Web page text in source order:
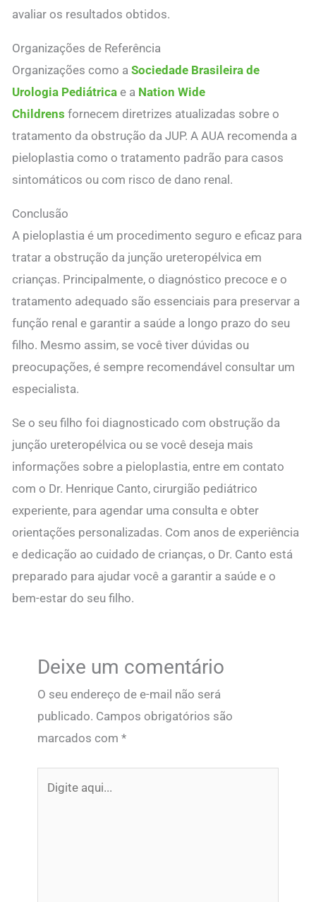
avaliar os resultados obtidos.
Organizações de Referência
Organizações como a Sociedade Brasileira de
Urologia Pediátrica e a Nation Wide
Childrens fornecem diretrizes atualizadas sobre o
tratamento da obstrução da JUP. A AUA recomenda a
pieloplastia como o tratamento padrão para casos
sintomáticos ou com risco de dano renal.
Conclusão
A pieloplastia é um procedimento seguro e eficaz para
tratar a obstrução da junção ureteropélvica em
crianças. Principalmente, o diagnóstico precoce e o
tratamento adequado são essenciais para preservar a
função renal e garantir a saúde a longo prazo do seu
filho. Mesmo assim, se você tiver dúvidas ou
preocupações, é sempre recomendável consultar um
especialista.
Se o seu filho foi diagnosticado com obstrução da
junção ureteropélvica ou se você deseja mais
informações sobre a pieloplastia, entre em contato
com o Dr. Henrique Canto, cirurgião pediátrico
experiente, para agendar uma consulta e obter
orientações personalizadas. Com anos de experiência
e dedicação ao cuidado de crianças, o Dr. Canto está
preparado para ajudar você a garantir a saúde e o
bem-estar do seu filho.
Deixe um comentário
O seu endereço de e-mail não será
publicado. Campos obrigatórios são
marcados com*